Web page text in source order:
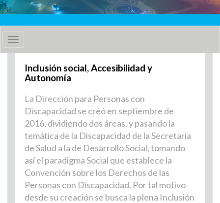
Toggle
Inclusión social, Accesibilidad y
Autonomía
La Dirección para Personas con
Discapacidad se creó en septiembre de
2016, dividiendo dos áreas, y pasando la
temática de la Discapacidad de la Secretaría
de Salud a la de Desarrollo Social, tomando
así el paradigma Social que establece la
Convención sobre los Derechos de las
Personas con Discapacidad. Por tal motivo
desde su creación se busca la plena Inclusión